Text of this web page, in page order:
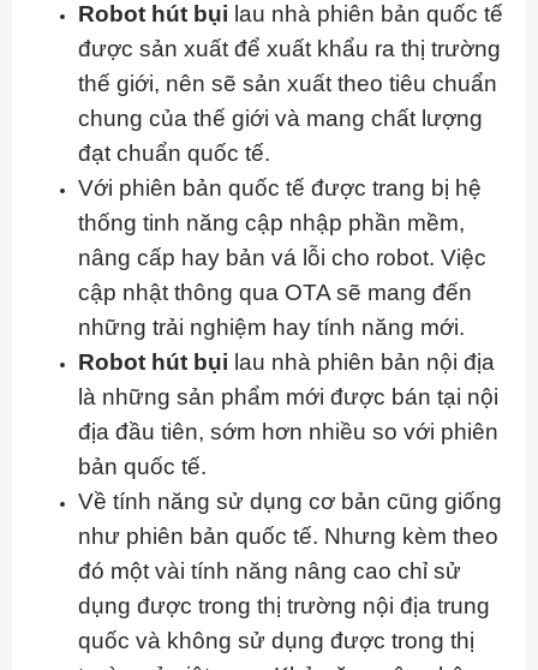
Robot hút bụi lau nhà phiên bản quốc tế
được sản xuất để xuất khẩu ra thị trường
thế giới, nên sẽ sản xuất theo tiêu chuẩn
chung của thế giới và mang chất lượng
đạt chuẩn quốc tế.
Với phiên bản quốc tế được trang bị hệ
thống tinh năng cập nhập phần mềm,
nâng cấp hay bản vá lỗi cho robot. Việc
cập nhật thông qua OTA sẽ mang đến
những trải nghiệm hay tính năng mới.
Robot hút bụi lau nhà phiên bản nội địa
là những sản phẩm mới được bán tại nội
địa đầu tiên, sớm hơn nhiều so với phiên
bản quốc tế.
Về tính năng sử dụng cơ bản cũng giống
như phiên bản quốc tế. Nhưng kèm theo
đó một vài tính năng nâng cao chỉ sử
dụng được trong thị trường nội địa trung
quốc và không sử dụng được trong thị